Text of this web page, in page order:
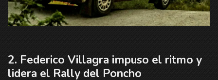
Federico Villagra impuso el ritmo y
lidera el Rally del Poncho